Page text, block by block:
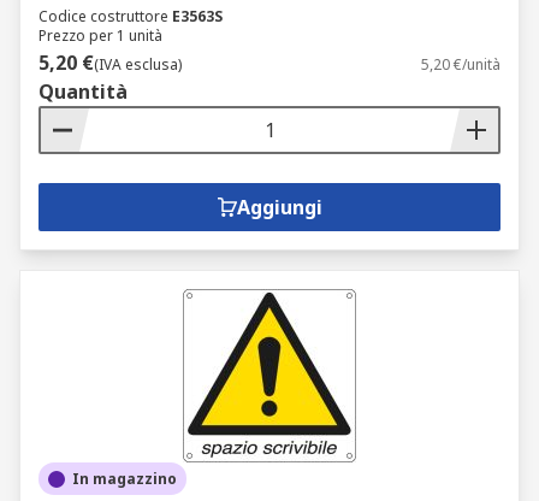
Codice costruttore E3563S
Prezzo per 1 unità
5,20 €(IVA esclusa) 5,20 €/unità
Quantità
Aggiungi
In magazzino